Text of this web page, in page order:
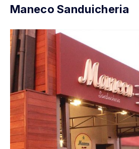
Maneco Sanduicheria